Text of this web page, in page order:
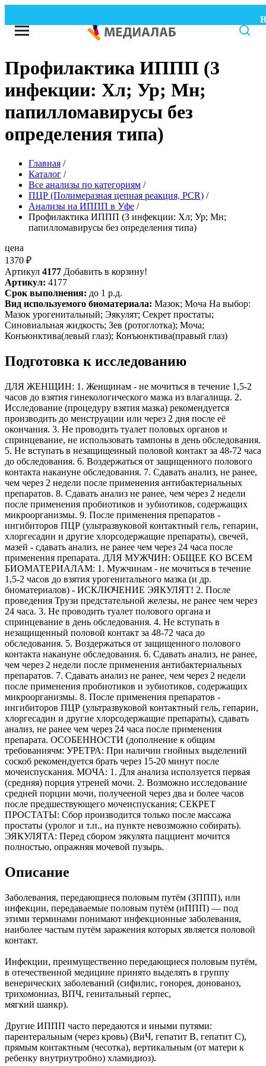
Профилактика ИППП (3
инфекции: Хл; Ур; Мн;
папилломавирусы без
определения типа)
Главная /
Каталог /
Все анализы по категориям /
ПЦР (Полимеразная цепная реакция, PCR) /
Анализы на ИППП в Уфе /
Профилактика ИППП (3 инфекции: Хл; Ур; Мн;
папилломавирусы без определения типа)
цена
1370 ₽
Артикул 4177 Добавить в корзину!
Артикул: 4177
Срок выполнения: до 1 р.д.
Вид используемого биоматериала: Мазок; Моча На выбор:
Мазок урогенитальный; Эякулят; Секрет простаты;
Синовиальная жидкость; Зев (ротоглотка); Моча;
Конъюнктива(левый глаз); Конъюнктива(правый глаз)
Подготовка к исследованию
ДЛЯ ЖЕНЩИН: 1. Женщинам - не мочиться в течение 1,5-2
часов до взятия гинекологического мазка из влагалища. 2.
Исследование (процедуру взятия мазка) рекомендуется
производить до менструации или через 2 дня после её
окончания. 3. Не проводить туалет половых органов и
спринцевание, не использовать тампоны в день обследования.
5. Не вступать в незащищенный половой контакт за 48-72 часа
до обследования. 6. Воздержаться от защищенного полового
контакта накануне обследования. 7. Сдавать анализ, не ранее,
чем через 2 недели после применения антибактериальных
препаратов. 8. Сдавать анализ не ранее, чем через 2 недели
после применения пробиотиков и эубиотиков, содержащих
микроорганизмы. 9. После применения препаратов -
ингибиторов ПЦР (ультразвуковой контактный гель, гепарин,
хлоргесадин и другие хлорсодержащие препараты), свечей,
мазей - сдавать анализ, не ранее чем через 24 часа после
применения препарата. ДЛЯ МУЖЧИН: ОБЩЕЕ КО ВСЕМ
БИОМАТЕРИАЛАМ: 1. Мужчинам - не мочиться в течение
1,5-2 часов до взятия урогенитального мазка (и др.
биоматериалов) - ИСКЛЮЧЕНИЕ ЭЯКУЛЯТ! 2. После
проведения Трузи предстательной железы, не ранее чем через
24 часа. 3. Не проводить туалет полового органа и
спринцевание в день обследования. 4. Не вступать в
незащищенный половой контакт за 48-72 часа до
обследования. 5. Воздержаться от защищенного полового
контакта накануне обследования. 6. Сдавать анализ, не ранее,
чем через 2 недели после применения антибактериальных
препаратов. 7. Сдавать анализ не ранее, чем через 2 недели
после применения пробиотиков и эубиотиков, содержащих
микроорганизмы. 8. После применения препаратов -
ингибиторов ПЦР (ультразвуковой контактный гель, гепарин,
хлоргесадин и другие хлорсодержащие препараты), сдавать
анализ, не ранее чем через 24 часа после применения
препарата. ОСОБЕННОСТИ (дополнение к общим
требованиячм: УРЕТРА: При наличии гнойных выделений
соскоб рекомендуется брать через 15-20 минут после
мочеиспускания. МОЧА: 1. Для анализа исползуется первая
(средняя) порция утреней мочи. 2. Возможно исследование
средней порции мочи, получееной через два и более часов
после предшествующего мочеиспускания; СЕКРЕТ
ПРОСТАТЫ: Сбор производится только после массажа
простаты (уролог и т.п., на пункте невозможно собирать).
ЭЯКУЛЯТА: Перед сбором эякулята пацциент мочится
полностью, опражняя мочевой пузырь.
Описание
Заболевания, передающиеся половым путём (ЗППП), или
инфекции, передаваемые половым путём (иППП) — под
этими терминами понимают инфекционные заболевания,
наиболее частым путём заражения которых является половой
контакт.
Инфекции, преимущественно передающиеся половым путём,
в отечественной медицине принято выделять в группу
венерических заболеваний (сифилис, гонорея, донованоз,
трихомониаз, ВПЧ, генитальный герпес,
мягкий шанкр).
Другие ИППП часто передаются и иными путями:
парентеральным (через кровь) (ВиЧ, гепатит B, гепатит C),
прямым контактным (чесотка), вертикальным (от матери к
ребенку внутриутробно) хламидиоз).